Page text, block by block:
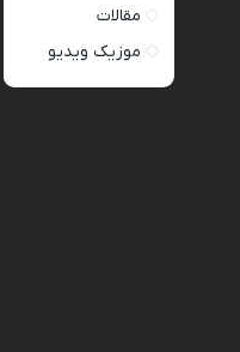
مقالات
موزیک ویدیو